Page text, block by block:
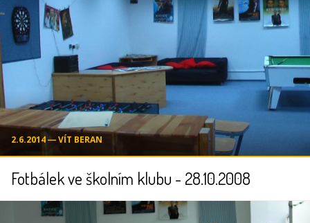
2.6.2014 ― VÍT BERAN
Fotbálek ve školním klubu - 28.10.2008